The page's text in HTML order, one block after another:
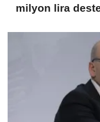
milyon lira